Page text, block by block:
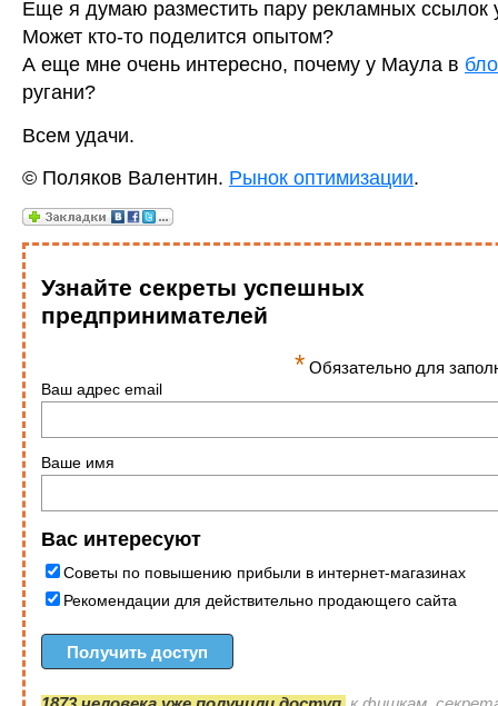
Еще я думаю разместить пару рекламных ссылок
Может кто-то поделится опытом?
А еще мне очень интересно, почему у Маула в
ругани?
Всем удачи.
© Поляков Валентин. Рынок оптимизации.
Узнайте секреты успешных
предпринимателей
* Обязательно для
Ваш адрес email
Ваше имя
Вас интересуют
Советы по повышению прибыли в интернет-магазинах
Рекомендации для действительно продающего сайта